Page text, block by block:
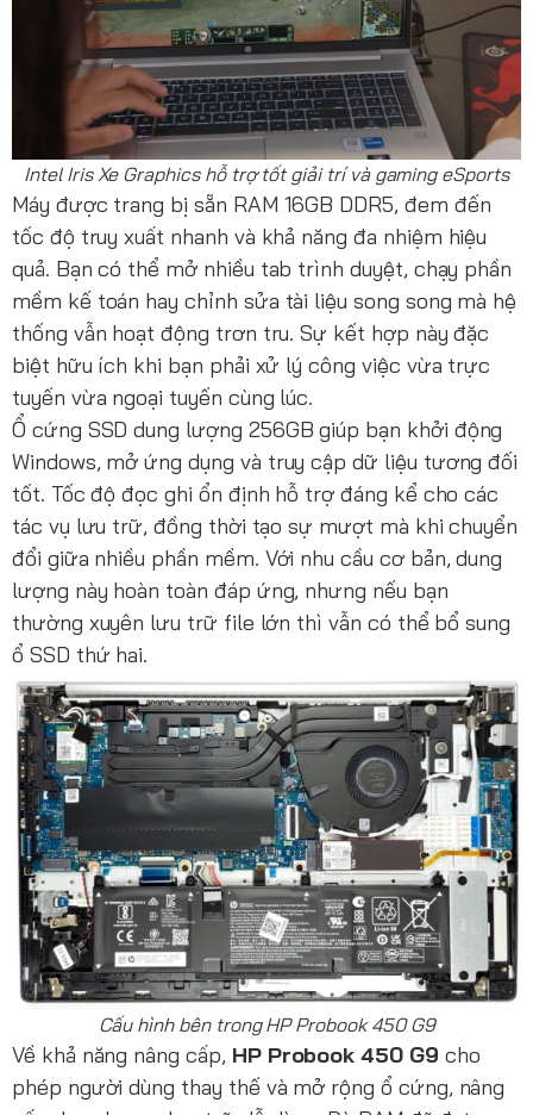
Intel Iris Xe Graphics hỗ trợ tốt giải trí và gaming eSports
Máy được trang bị sẵn RAM 16GB DDR5, đem đến
tốc độ truy xuất nhanh và khả năng đa nhiệm hiệu
quả. Bạn có thể mở nhiều tab trình duyệt, chạy phần
mềm kế toán hay chỉnh sửa tài liệu song song mà hệ
thống vẫn hoạt động trơn tru. Sự kết hợp này đặc
biệt hữu ích khi bạn phải xử lý công việc vừa trực
tuyến vừa ngoại tuyến cùng lúc.
Ổ cứng SSD dung lượng 256GB giúp bạn khởi động
Windows, mở ứng dụng và truy cập dữ liệu tương đối
tốt. Tốc độ đọc ghi ổn định hỗ trợ đáng kể cho các
tác vụ lưu trữ, đồng thời tạo sự mượt mà khi chuyển
đổi giữa nhiều phần mềm. Với nhu cầu cơ bản, dung
lượng này hoàn toàn đáp ứng, nhưng nếu bạn
thường xuyên lưu trữ file lớn thì vẫn có thể bổ sung
ổ SSD thứ hai.
Cấu hình bên trong HP Probook 450 G9
Về khả năng nâng cấp, HP Probook 450 G9 cho
phép người dùng thay thế và mở rộng ổ cứng, nâng